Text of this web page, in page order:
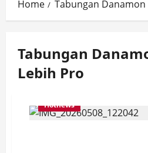
Home Tabungan Danamon
Tabungan
Lebih Pro
Hotnews